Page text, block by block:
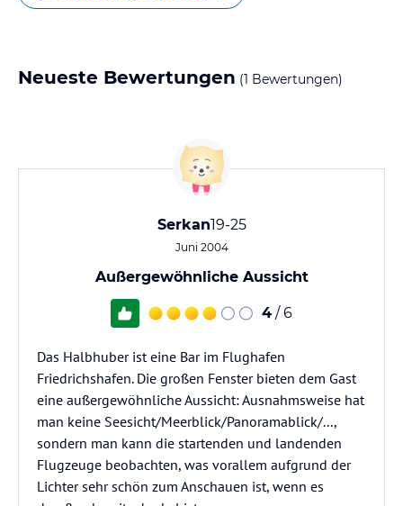
Neueste Bewertungen (1 Bewertungen)
Serkan19-25
Juni 2004
Außergewöhnliche Aussicht
4 / 6
Das Halbhuber ist eine Bar im Flughafen
Friedrichshafen. Die großen Fenster bieten dem Gast
eine außergewöhnliche Aussicht: Ausnahmsweise hat
man keine Seesicht/Meerblick/Panoramablick/...,
sondern man kann die startenden und landenden
Flugzeuge beobachten, was vorallem aufgrund der
Lichter sehr schön zum Anschauen ist, wenn es